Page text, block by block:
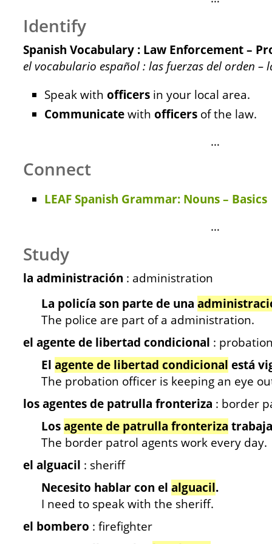
Identify
Spanish Vocabulary : Law Enforcement –
el vocabulario español : las fuerzas del orden –
Speak with officers in your local area.
Communicatewith officers of the law.
…
Connect
LEAF Spanish Grammar: Nouns – Basics
…
Study
la administración : administration
La policía son parte de una
The police are part of a administration.
el agente de libertad condicional :
El agente de libertad condicional está
The probation officer is keeping an eye
los agentes de patrulla fronteriza : border
Losagente de patrulla fronteriza
The border patrol agents work every day.
el alguacil : sheriff
Necesito hablar con el alguacil.
I need to speak with the sheriff.
el bombero : firefighter